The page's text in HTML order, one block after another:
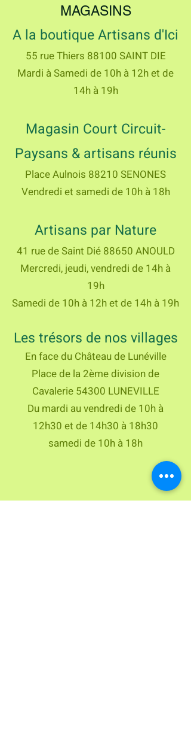
MAGASINS
A la boutique Artisans d'Ici
55 rue Thiers 88100 SAINT DIE
Mardi à Samedi de 10h à 12h et de
14h à 19h
Magasin Court Circuit-
Paysans & artisans réunis
Place Aulnois 88210 SENONES
Vendredi et samedi de 10h à 18h
Artisans par Nature
41 rue de Saint Dié88650 ANOULD
Mercredi, jeudi, vendredi de 14h à
19h
Samedi de 10h à 12h et de 14h à 19h
Les trésors de nos villages
En face du Château de Lunéville
Place de la 2ème division de
Cavalerie54300 LUNEVILLE
Du mardi au vendredi de 10h à
12h30 et de 14h30 à 18h30
samedi de 10h à 18h